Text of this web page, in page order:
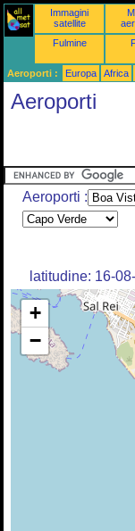
Immagini
satellite
Fulmine
Aeroporti : Europa Africa
Aeroporti
Aeroporti :
latitudine: 16-
+
−